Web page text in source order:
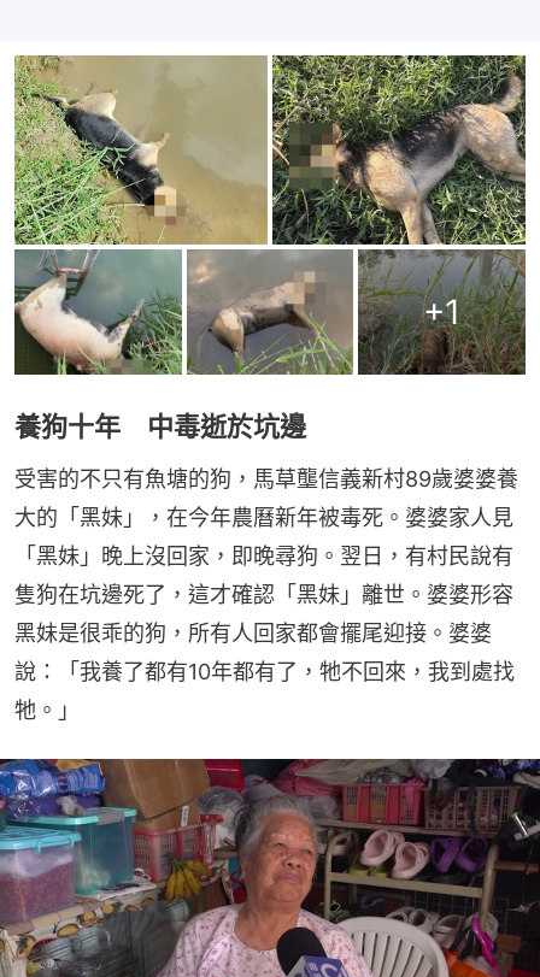
+1
養狗十年 中毒逝於坑邊
受害的不只有魚塘的狗，馬草壟信義新村89歲婆婆養
大的「黑妹」，在今年農曆新年被毒死。婆婆家人見
「黑妹」晚上沒回家，即晚尋狗。翌日，有村民說有
隻狗在坑邊死了，這才確認「黑妹」離世。婆婆形容
黑妹是很乖的狗，所有人回家都會擺尾迎接。婆婆
說：「我養了都有10年都有了，牠不回來，我到處找
牠。」